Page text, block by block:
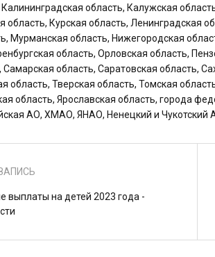
Калининградская область, Калужская
область, Курская область, Ленинградская
Мурманская область, Нижегородская
область, Орловская область,
Самарская область, Саратовская область,
область, Тверская область, Томская
область, Ярославская область, города
АО, ХМАО, ЯНАО, Ненецкий и Чукотский
выплаты на детей 2023 года -